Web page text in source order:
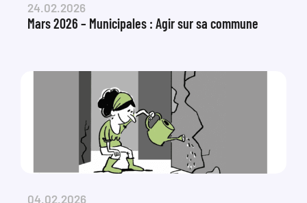
24.02.2026
Mars 2026 – Municipales : Agir sur sa commune
04.02.2026